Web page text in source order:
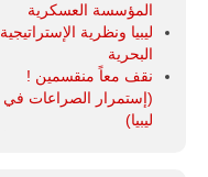
المؤسسة العسكرية
ليبيا ونظرية الإستراتيجية
البحرية
نقف معاً منقسمين !
(إستمرار الصراعات في
ليبيا)